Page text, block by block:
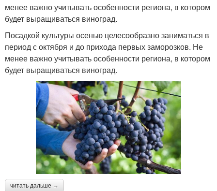
менее важно учитывать особенности региона, в котором
будет выращиваться виноград.
Посадкой культуры осенью целесообразно заниматься в
период с октября и до прихода первых заморозков. Не
менее важно учитывать особенности региона, в котором
будет выращиваться виноград.
читать дальше →